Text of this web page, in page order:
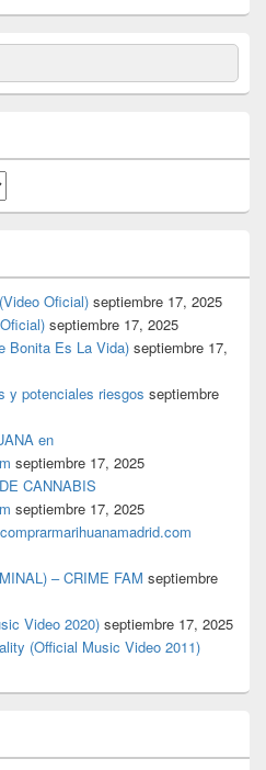
Oficial) septiembre 17, 2025
septiembre 17, 2025
Bonita Es La Vida) septiembre 17,
y potenciales riesgos septiembre
en
septiembre 17, 2025
CANNABIS
septiembre 17, 2025
– CRIME FAM septiembre
Video 2020) septiembre 17, 2025
(Official Music Video 2011)